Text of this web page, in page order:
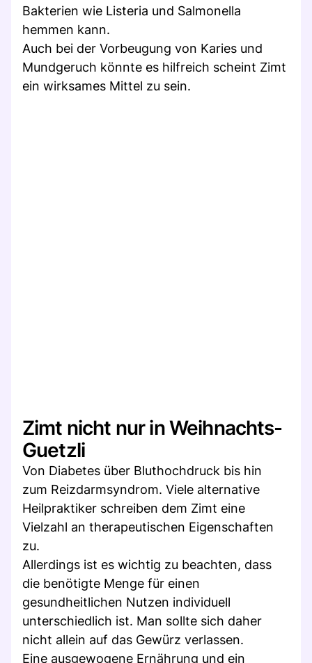
Bakterien wie Listeria und Salmonella
hemmen kann.
Auch bei der Vorbeugung von Karies und
Mundgeruch könnte es hilfreich scheint Zimt
ein wirksames Mittel zu sein.
Zimt nicht nur in Weihnachts-
Guetzli
Von Diabetes über Bluthochdruck bis hin
zum Reizdarmsyndrom. Viele alternative
Heilpraktiker schreiben dem Zimt eine
Vielzahl an therapeutischen Eigenschaften
zu.
Allerdings ist es wichtig zu beachten, dass
die benötigte Menge für einen
gesundheitlichen Nutzen individuell
unterschiedlich ist. Man sollte sich daher
nicht allein auf das Gewürz verlassen.
Eine ausgewogene Ernährung und ein